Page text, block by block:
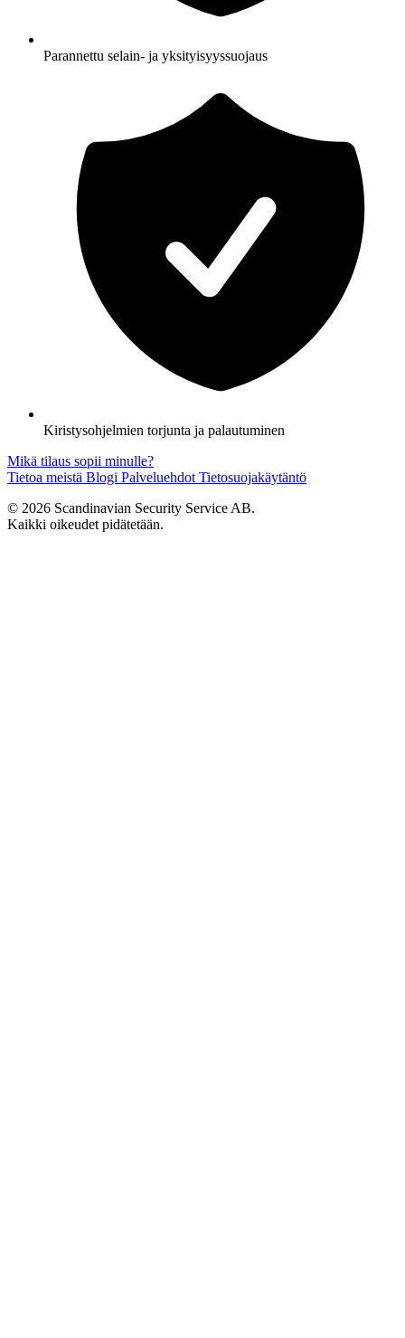
Parannettu selain- ja yksityisyyssuojaus
Kiristysohjelmien torjunta ja palautuminen
Mikä tilaus sopii minulle?
Tietoa meistä Blogi Palveluehdot Tietosuojakäytäntö
© 2026 Scandinavian Security Service AB.
Kaikki oikeudet pidätetään.